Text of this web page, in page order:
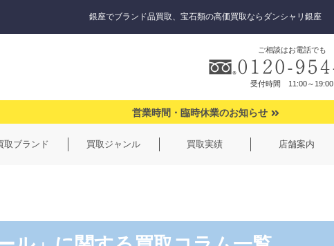
銀座でブランド品買取、宝石類の高価買取ならダンシャリ銀座
ご相談はお電話でも
受付時間 11:00～19:00
営業時間・臨時休業のお知らせ
取ブランド 買取ジャンル 買取実績 店舗案内